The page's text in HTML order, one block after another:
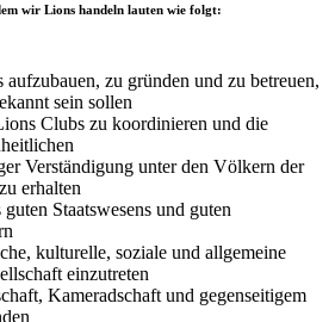
wir Lions handeln lauten wie folgt:
zu gründen und zu betreuen,
sein sollen
Clubs zu koordinieren und die
Verständigung unter den Völkern der
erhalten
Staatswesens und guten
kulturelle, soziale und allgemeine
einzutreten
Kameradschaft und gegenseitigem